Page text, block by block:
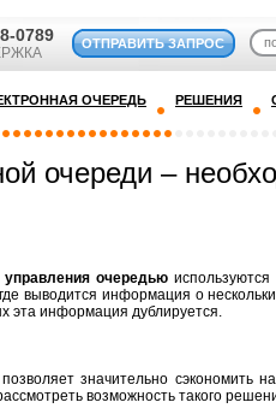
0789 ОТПРАВИТЬ ЗАПРОС
ОЧЕРЕДЬ РЕШЕНИЯ
очереди –
управления очередью
выводится информация о
эта информация дублируется.
значительно сэкономить на
возможность такого